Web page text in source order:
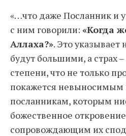
«…что даже Посланник и
с ним говорили: «Когда
Аллаха?». Это указывает
будут большими, а страх
степени, что не только
покажется невыносимым
посланникам, которым
божественное
сопровождающим их